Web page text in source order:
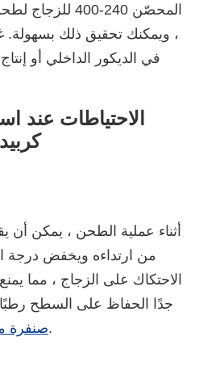
المحصّن 240-
، ويمكنك تحقيق ذلك بسهولة.
في الديكور الداخلي أو
الاحتياطات عند
أثناء عملية الطحن ، يمكن
من ارتداءه ويخفض درجة
الاحتكاك على الزجاج ، مما
جدًا الحفاظ على السطح رطبًا
صنفرةللزجاج.